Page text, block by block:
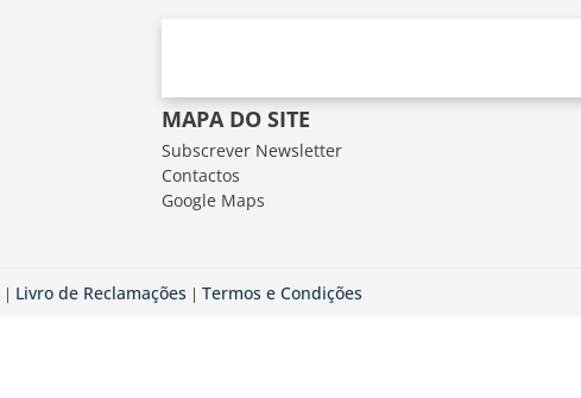
MAPA DO SITE
Subscrever Newsletter
Contactos
Google Maps
| Livro de Reclamações | Termos e Condições